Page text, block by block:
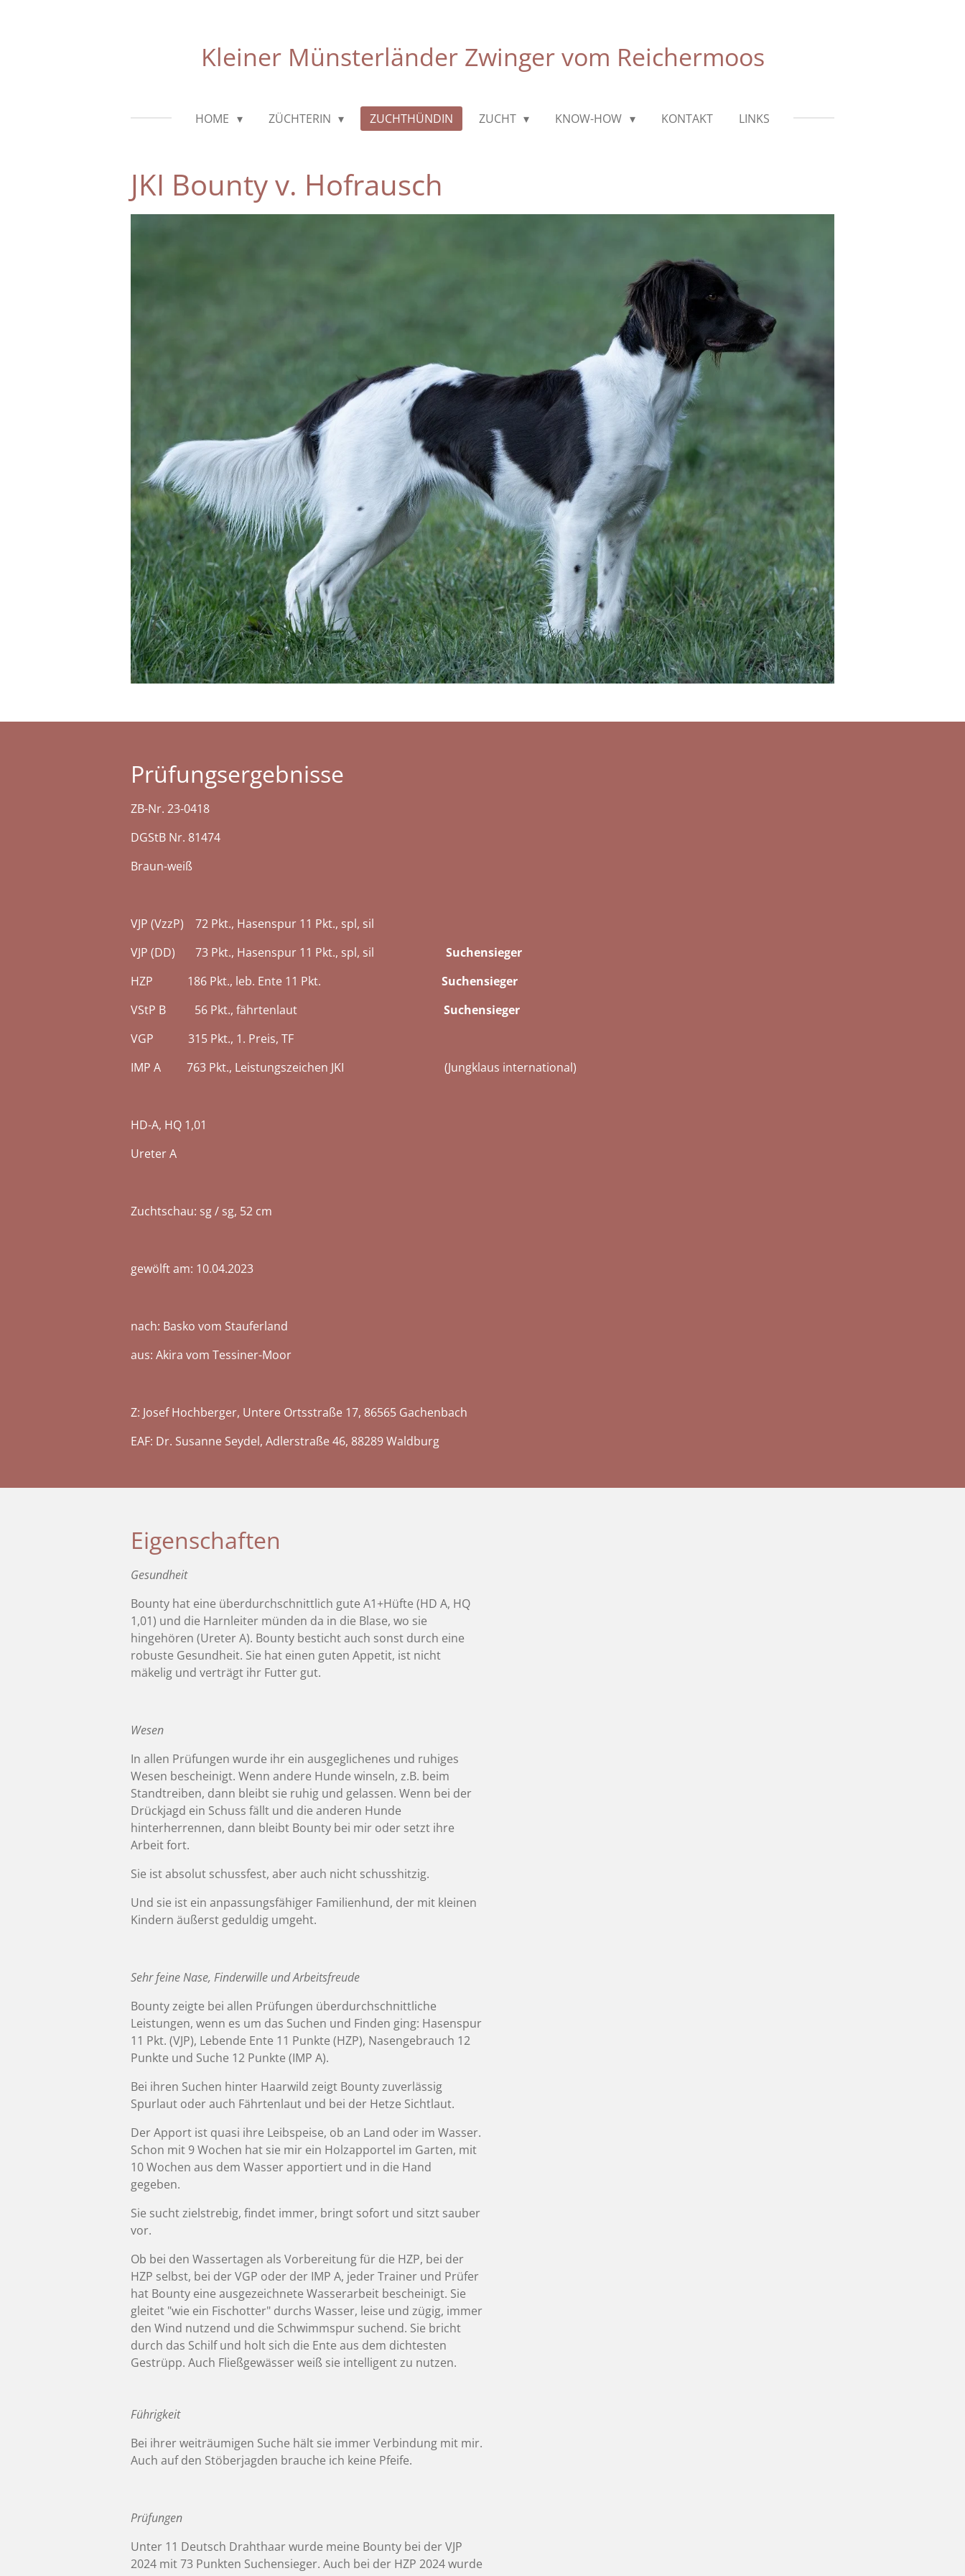
Kleiner Münsterländer Zwinger vom Reichermoos
HOME ZÜCHTERIN ZUCHTHÜNDIN ZUCHT KNOW-HOW KONTAKT LINKS
JKI Bounty v. Hofrausch
Prüfungsergebnisse
ZB-Nr. 23-0418
DGStB Nr. 81474
Braun-weiß
VJP (VzzP) 72 Pkt., Hasenspur 11 Pkt., spl, sil
VJP (DD) 73 Pkt., Hasenspur 11 Pkt., spl, sil Suchensieger
HZP 186 Pkt., leb. Ente 11 Pkt. Suchensieger
VStP B 56 Pkt., fährtenlaut Suchensieger
VGP 315 Pkt., 1. Preis, TF
IMP A 763 Pkt., Leistungszeichen JKI (Jungklaus international)
HD-A, HQ 1,01
Ureter A
Zuchtschau: sg / sg, 52 cm
gewölft am: 10.04.2023
nach: Basko vom Stauferland
aus: Akira vom Tessiner-Moor
Z: Josef Hochberger, Untere Ortsstraße 17, 86565 Gachenbach
EAF: Dr. Susanne Seydel, Adlerstraße 46, 88289 Waldburg
Eigenschaften
Gesundheit
Bounty hat eine überdurchschnittlich gute A1+Hüfte (HD A, HQ
1,01) und die Harnleiter münden da in die Blase, wo sie
hingehören (Ureter A). Bounty besticht auch sonst durch eine
robuste Gesundheit. Sie hat einen guten Appetit, ist nicht
mäkelig und verträgt ihr Futter gut.
Wesen
In allen Prüfungen wurde ihr ein ausgeglichenes und ruhiges
Wesen bescheinigt. Wenn andere Hunde winseln, z.B. beim
Standtreiben, dann bleibt sie ruhig und gelassen. Wenn bei der
Drückjagd ein Schuss fällt und die anderen Hunde
hinterherrennen, dann bleibt Bounty bei mir oder setzt ihre
Arbeit fort.
Sie ist absolut schussfest, aber auch nicht schusshitzig.
Und sie ist ein anpassungsfähiger Familienhund, der mit kleinen
Kindern äußerst geduldig umgeht.
Sehr feine Nase, Finderwille und Arbeitsfreude
Bounty zeigte bei allen Prüfungen überdurchschnittliche
Leistungen, wenn es um das Suchen und Finden ging: Hasenspur
11 Pkt. (VJP), Lebende Ente 11 Punkte (HZP), Nasengebrauch 12
Punkte und Suche 12 Punkte (IMP A).
Bei ihren Suchen hinter Haarwild zeigt Bounty zuverlässig
Spurlaut oder auch Fährtenlaut und bei der Hetze Sichtlaut.
Der Apport ist quasi ihre Leibspeise, ob an Land oder im Wasser.
Schon mit 9 Wochen hat sie mir ein Holzapportel im Garten, mit
10 Wochen aus dem Wasser apportiert und in die Hand
gegeben.
Sie sucht zielstrebig, findet immer, bringt sofort und sitzt sauber
vor.
Ob bei den Wassertagen als Vorbereitung für die HZP, bei der
HZP selbst, bei der VGP oder der IMP A, jeder Trainer und Prüfer
hat Bounty eine ausgezeichnete Wasserarbeit bescheinigt. Sie
gleitet "wie ein Fischotter" durchs Wasser, leise und zügig, immer
den Wind nutzend und die Schwimmspur suchend. Sie bricht
durch das Schilf und holt sich die Ente aus dem dichtesten
Gestrüpp. Auch Fließgewässer weiß sie intelligent zu nutzen.
Führigkeit
Bei ihrer weiträumigen Suche hält sie immer Verbindung mit mir.
Auch auf den Stöberjagden brauche ich keine Pfeife.
Prüfungen
Unter 11 Deutsch Drahthaar wurde meine Bounty bei der VJP
2024 mit 73 Punkten Suchensieger. Auch bei der HZP 2024 wurde